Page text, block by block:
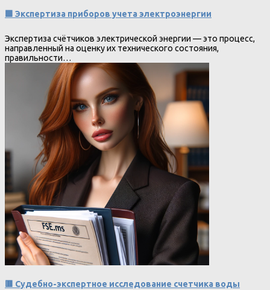
🟩 Экспертиза приборов учета электроэнергии
Экспертиза счётчиков электрической энергии — это процесс,
направленный на оценку их технического состояния,
правильности…
🟥 Судебно-экспертное исследование счетчика воды